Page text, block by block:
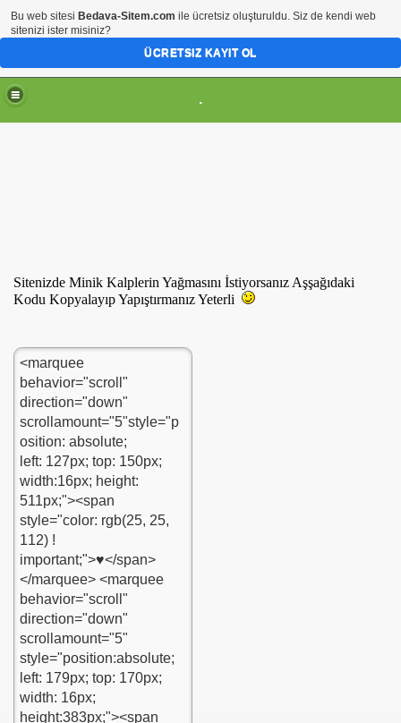
.
Sitenizde Minik Kalplerin Yağmasını İstiyorsanız Aşşağıdaki
Kodu Kopyalayıp Yapıştırmanız Yeterli
Bu web sitesi Bedava-Sitem.com ile ücretsiz oluşturuldu. Siz de kendi web
sitenizi ister misiniz?
ÜCRETSIZ KAYIT OL